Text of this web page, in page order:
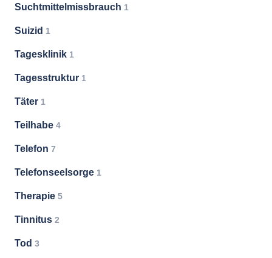
Suchtmittelmissbrauch 1
Suizid 1
Tagesklinik 1
Tagesstruktur 1
Täter 1
Teilhabe 4
Telefon 7
Telefonseelsorge 1
Therapie 5
Tinnitus 2
Tod 3